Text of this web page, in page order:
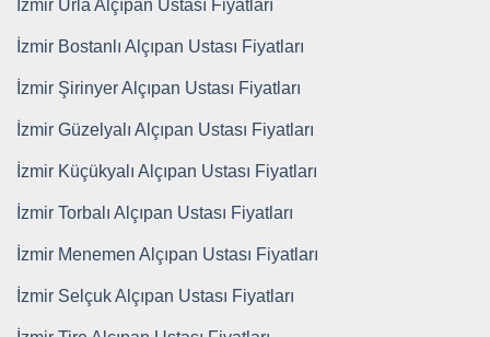
İzmir Urla Alçıpan Ustası Fiyatları
İzmir Bostanlı Alçıpan Ustası Fiyatları
İzmir Şirinyer Alçıpan Ustası Fiyatları
İzmir Güzelyalı Alçıpan Ustası Fiyatları
İzmir Küçükyalı Alçıpan Ustası Fiyatları
İzmir Torbalı Alçıpan Ustası Fiyatları
İzmir Menemen Alçıpan Ustası Fiyatları
İzmir Selçuk Alçıpan Ustası Fiyatları